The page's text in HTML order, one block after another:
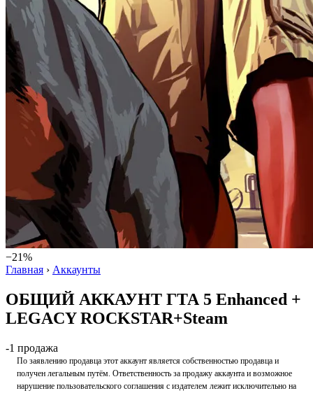
−21%
Главная › Аккаунты
ОБЩИЙ АККАУНТ ГТА 5 Enhanced +
LEGACY ROCKSTAR+Steam
-1 продажа
По заявлению продавца этот аккаунт является собственностью продавца и
получен легальным путём. Ответственность за продажу аккаунта и возможное
нарушение пользовательского соглашения с издателем лежит исключительно на